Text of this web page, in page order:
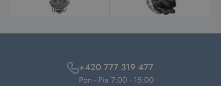
+420 777 319 477
Pon - Pia 7:00 - 15:00